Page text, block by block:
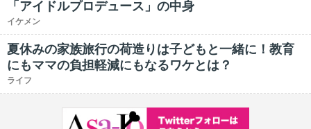
「アイドルプロデュース」の中身
イケメン
夏休みの家族旅行の荷造りは子どもと一緒に！教育
にもママの負担軽減にもなるワケとは？
ライフ